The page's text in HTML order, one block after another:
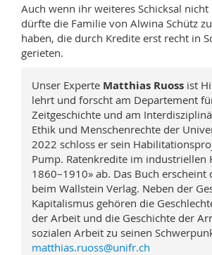
Auch wenn ihr weiteres Schicksal nicht
dürfte die Familie von Alwina Schütz
haben, die durch Kredite erst recht in
gerieten.
Unser Experte Matthias Ruoss ist
lehrt und forscht am Departement
Zeitgeschichte und am
Ethik und Menschenrechte der
2022 schloss er sein
Pump. Ratenkredite im industriellen
1860–1910» ab. Das Buch erscheint
beim Wallstein Verlag. Neben der
Kapitalismus gehören die
der Arbeit und die Geschichte der
sozialen Arbeit zu seinen
matthias.ruoss@unifr.ch